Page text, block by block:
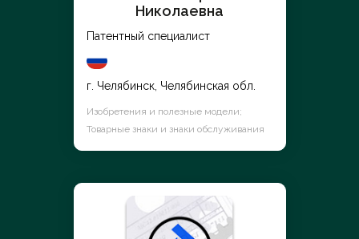
Николаевна
Патентный специалист
г. Челябинск, Челябинская обл.
Изобретения и полезные модели;
Товарные знаки и знаки обслуживания